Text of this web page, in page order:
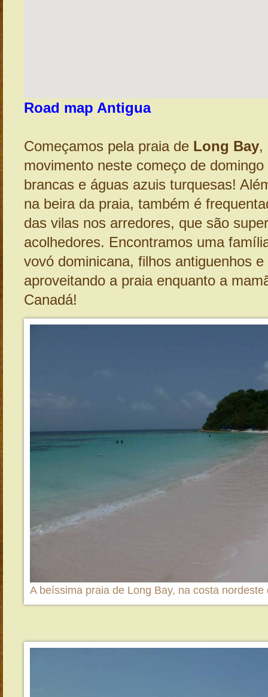
Road map Antigua
Começamos pela praia de Long Bay,
movimento neste começo de
brancas e águas azuis turquesas!
na beira da praia, também é
das vilas nos arredores, que são
acolhedores. Encontramos uma
vovó dominicana, filhos antiguenhos e
aproveitando a praia enquanto a
Canadá!
A beíssima praia de Long Bay, na costa